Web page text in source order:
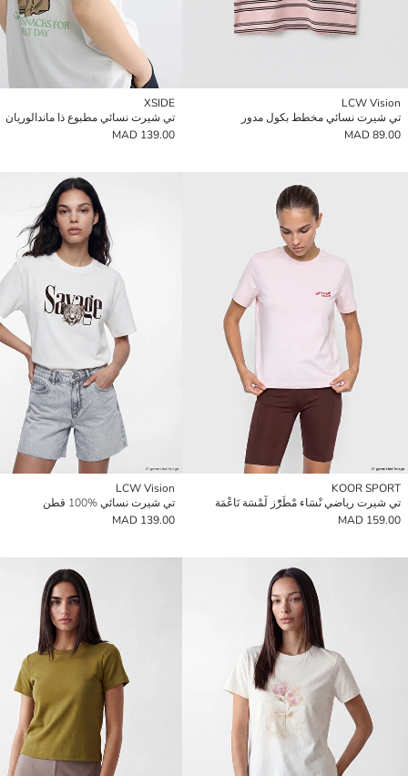
LCW Vision
تي شيرت نسائي مخطط بكول مدور
89.00 MAD
XSIDE
تي شيرت نسائي مطبوع ذا ماندالوريان
139.00 MAD
KOOR SPORT
تي شيرت رياضي نْسَاء مْطَرّْز لْمْسَة نَاعْمَة
159.00 MAD
LCW Vision
تي شيرت نسائي %100 قطن
139.00 MAD